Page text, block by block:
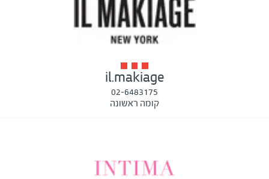
il.makiage
02-6483175
קומה ראשונה